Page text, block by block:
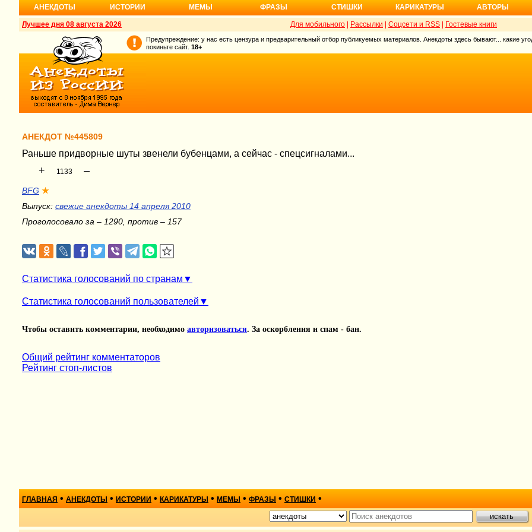
АНЕКДОТЫ ИСТОРИИ МЕМЫ ФРАЗЫ СТИШКИ КАРИКАТУРЫ АВТОРЫ
Лучшее дня 08 августа 2026 Для мобильного Рассылки Соцсети и RSS Гостевые книги
Предупреждение: у нас есть цензура и предварительный отбор публикуемых материалов. Анекдоты здесь бывают... какие
покиньте сайт. 18+
АНЕКДОТ №445809
Раньше придворные шуты звенели бубенцами, а сейчас - спецсигналами...
+ 1133 –
BFG ★
Выпуск: свежие анекдоты 14 апреля 2010
Проголосовало за – 1290, против – 157
Статистика голосований по странам
Статистика голосований пользователей
Чтобы оставить комментарии, необходимо авторизоваться. За оскорбления и спам - бан.
Общий рейтинг комментаторов
Рейтинг стоп-листов
ГЛАВНАЯ • АНЕКДОТЫ • ИСТОРИИ • КАРИКАТУРЫ • МЕМЫ • ФРАЗЫ • СТИШКИ •